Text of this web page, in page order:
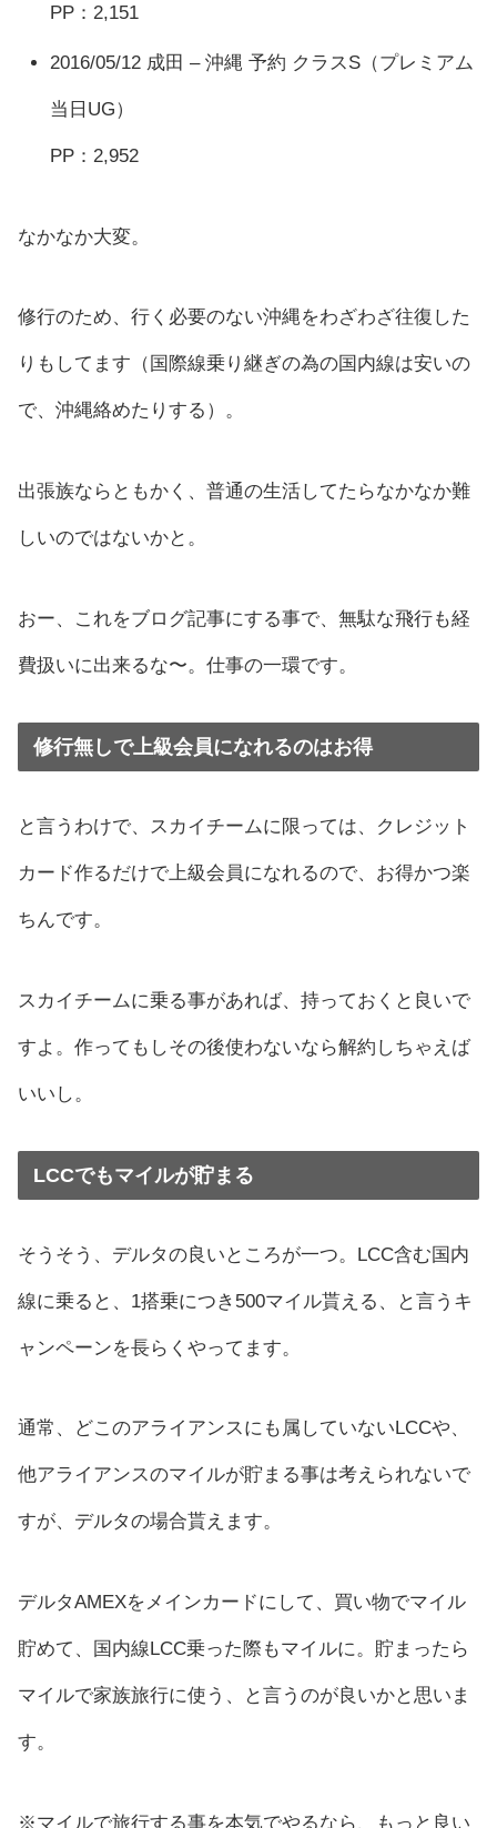
PP：2,151
2016/05/12 成田 – 沖縄 予約 クラスS（プレミアム
当日UG）
PP：2,952
なかなか大変。
修行のため、行く必要のない沖縄をわざわざ往復した
りもしてます（国際線乗り継ぎの為の国内線は安いの
で、沖縄絡めたりする）。
出張族ならともかく、普通の生活してたらなかなか難
しいのではないかと。
おー、これをブログ記事にする事で、無駄な飛行も経
費扱いに出来るな〜。仕事の一環です。
修行無しで上級会員になれるのはお得
と言うわけで、スカイチームに限っては、クレジット
カード作るだけで上級会員になれるので、お得かつ楽
ちんです。
スカイチームに乗る事があれば、持っておくと良いで
すよ。作ってもしその後使わないなら解約しちゃえば
いいし。
LCCでもマイルが貯まる
そうそう、デルタの良いところが一つ。LCC含む国内
線に乗ると、1搭乗につき500マイル貰える、と言うキ
ャンペーンを長らくやってます。
通常、どこのアライアンスにも属していないLCCや、
他アライアンスのマイルが貯まる事は考えられないで
すが、デルタの場合貰えます。
デルタAMEXをメインカードにして、買い物でマイル
貯めて、国内線LCC乗った際もマイルに。貯まったら
マイルで家族旅行に使う、と言うのが良いかと思いま
す。
※マイルで旅行する事を本気でやるなら、もっと良い